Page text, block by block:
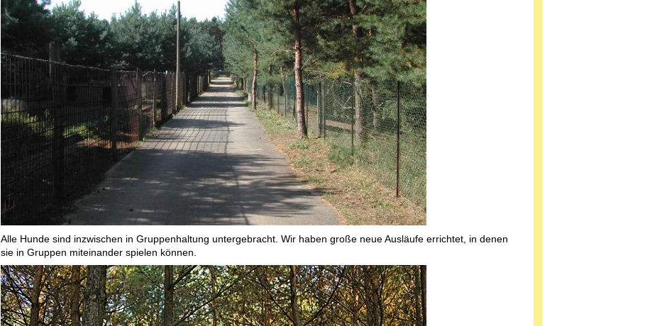
Alle Hunde sind inzwischen in Gruppenhaltung untergebracht. Wir haben große neue Ausläufe errichtet, in denen
sie in Gruppen miteinander spielen können.